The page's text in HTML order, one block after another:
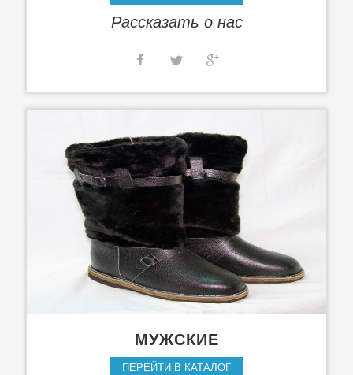
Рассказать о нас
МУЖСКИЕ
ПЕРЕЙТИ В КАТАЛОГ